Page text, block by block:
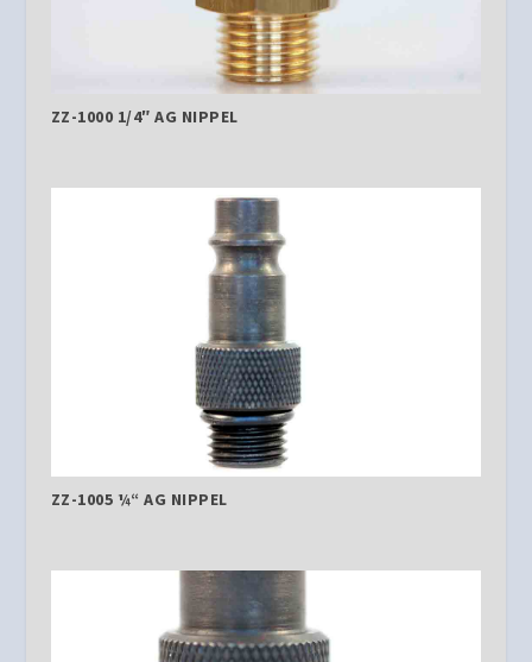
ZZ-1000 1/4″ AG NIPPEL
ZZ-1005 ¼“ AG NIPPEL